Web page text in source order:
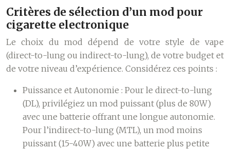
Critères de sélection d’un mod pour
cigarette electronique
Le choix du mod dépend de votre style de vape
(direct-to-lung ou indirect-to-lung), de votre budget et
de votre niveau d’expérience. Considérez ces points :
Puissance et Autonomie : Pour le direct-to-lung
(DL), privilégiez un mod puissant (plus de 80W)
avec une batterie offrant une longue autonomie.
Pour l’indirect-to-lung (MTL), un mod moins
puissant (15-40W) avec une batterie plus petite